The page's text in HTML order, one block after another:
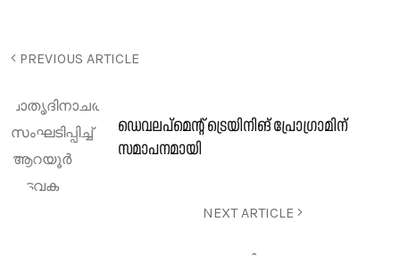
PREVIOUS ARTICLE
ഡെവലപ്മെന്റ് ട്രെയിനിങ് പ്രോഗ്രാമിന്
സമാപനമായി
NEXT ARTICLE